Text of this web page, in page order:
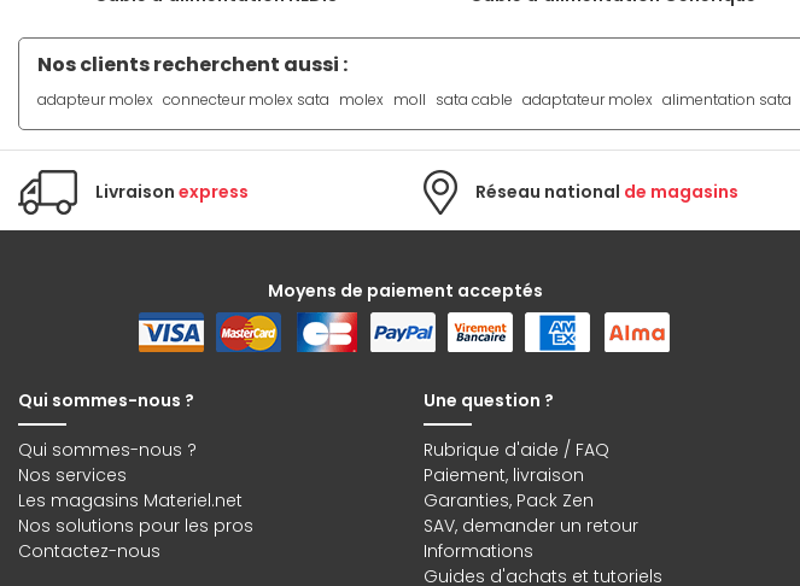
Nos clients recherchent aussi :
adapteur molex connecteur molex sata molex moll sata cable adaptateur molex alimentation sata
Livraison express Réseau national de magasins
Moyens de paiement acceptés
Qui sommes-nous ?
Qui sommes-nous ?
Nos services
Les magasins Materiel.net
Nos solutions pour les pros
Contactez-nous
Une question ?
Rubrique d'aide / FAQ
Paiement, livraison
Garanties, Pack Zen
SAV, demander un retour
Informations
Guides d'achats et tutoriels